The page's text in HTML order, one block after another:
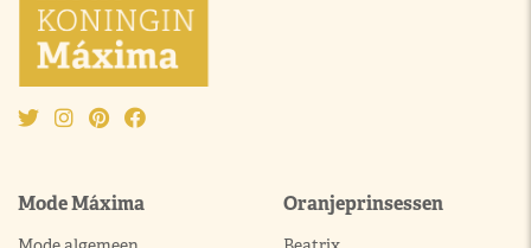
Mode Máxima Oranjeprinsessen